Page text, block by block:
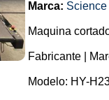
Marca:
Maquina
Fabricante |
Modelo: HY-